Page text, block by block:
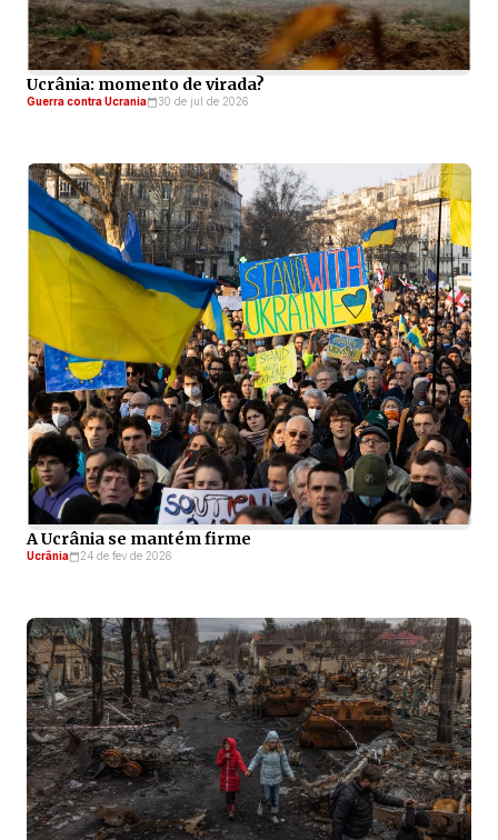
Ucrânia: momento de virada?
Guerra contra Ucrania 30 de jul de 2026
A Ucrânia se mantém firme
Ucrânia 24 de fev de 2026